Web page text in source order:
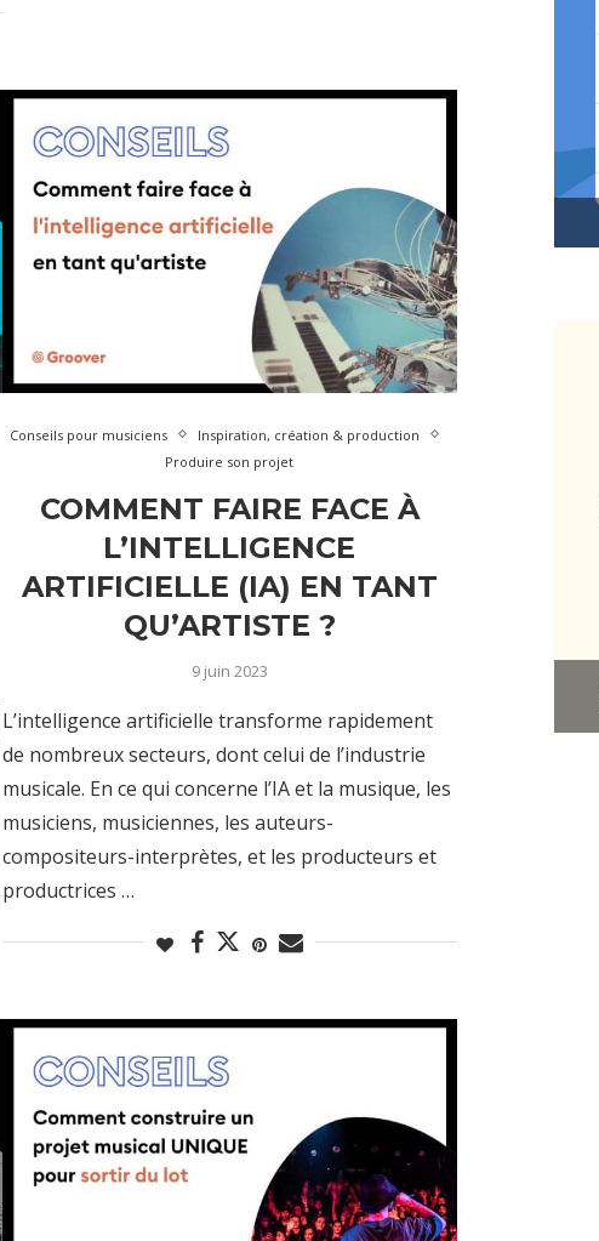
Conseils pour musiciens
Inspiration, création & production
Produire son projet
COMMENT FAIRE FACE À
L’INTELLIGENCE
ARTIFICIELLE (IA) EN TANT
QU’ARTISTE ?
9 juin 2023
L’intelligence artificielle transforme rapidement
de nombreux secteurs, dont celui de l’industrie
musicale. En ce qui concerne l’IA et la musique, les
musiciens, musiciennes, les auteurs-
compositeurs-interprètes, et les producteurs et
productrices …